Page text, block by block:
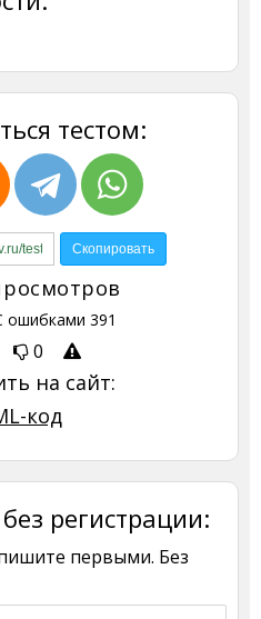
тестом:
ошибками 391
0
на сайт:
код
регистрации:
первыми. Без